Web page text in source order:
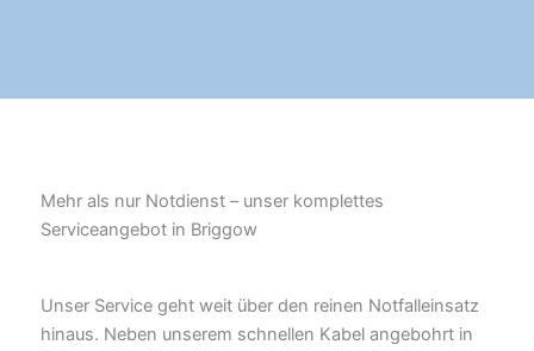
Mehr als nur Notdienst – unser komplettes
Serviceangebot in Briggow
Unser Service geht weit über den reinen Notfalleinsatz
hinaus. Neben unserem schnellen Kabel angebohrt in